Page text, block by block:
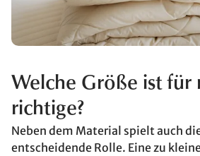
Welche Größe ist für
richtige?
Neben dem Material spielt auch
entscheidende Rolle. Eine zu